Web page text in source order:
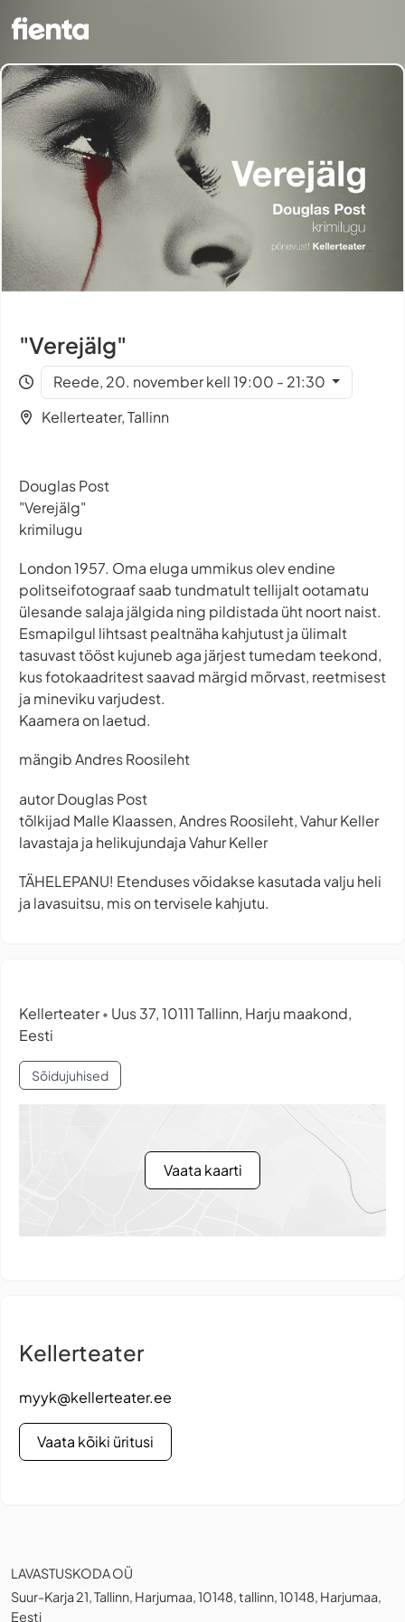
"Verejälg"
Reede, 20. november kell 19:00 - 21:30
Kellerteater, Tallinn
Douglas Post
"Verejälg"
krimilugu
London 1957. Oma eluga ummikus olev endine
politseifotograaf saab tundmatult tellijalt ootamatu
ülesande salaja jälgida ning pildistada üht noort naist.
Esmapilgul lihtsast pealtnäha kahjutust ja ülimalt
tasuvast tööst kujuneb aga järjest tumedam teekond,
kus fotokaadritest saavad märgid mõrvast, reetmisest
ja mineviku varjudest.
Kaamera on laetud.
mängib Andres Roosileht
autor Douglas Post
tõlkijad Malle Klaassen, Andres Roosileht, Vahur Keller
lavastaja ja helikujundaja Vahur Keller
TÄHELEPANU! Etenduses võidakse kasutada valju heli
ja lavasuitsu, mis on tervisele kahjutu.
Kellerteater• Uus 37, 10111 Tallinn, Harju maakond,
Eesti
Sõidujuhised
Vaata kaarti
Kellerteater
myyk@kellerteater.ee
Vaata kõiki üritusi
LAVASTUSKODA OÜ
Suur-Karja 21, Tallinn, Harjumaa, 10148, tallinn, 10148, Harjumaa,
Eesti